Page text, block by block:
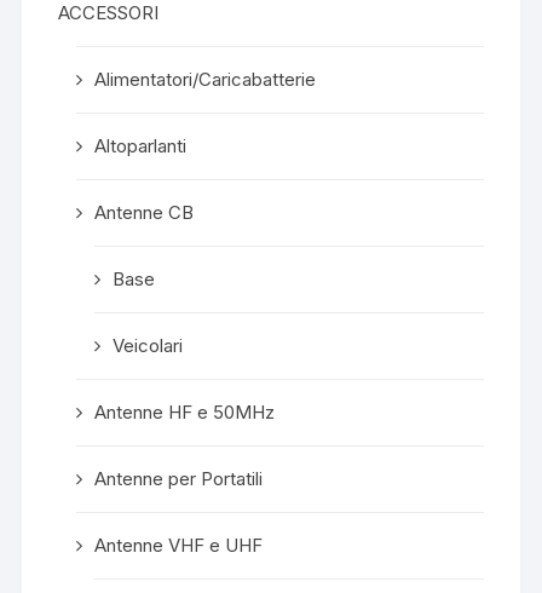
ACCESSORI
Alimentatori/Caricabatterie
Altoparlanti
Antenne CB
Base
Veicolari
Antenne HF e 50MHz
Antenne per Portatili
Antenne VHF e UHF